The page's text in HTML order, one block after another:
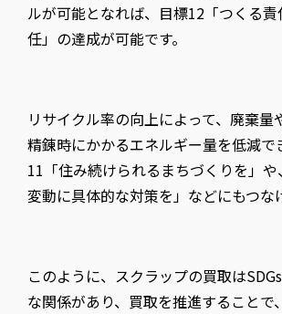
ルが可能となれば、目標12「つくる
任」の達成が可能です。
リサイクル率の向上によって、廃棄量
精錬時にかかるエネルギー量を低減で
11「住み続けられるまちづくりを」
変動に具体的な対策を」などにもつな
このように、スクラップの買取は
な関係があり、買取を推進することで